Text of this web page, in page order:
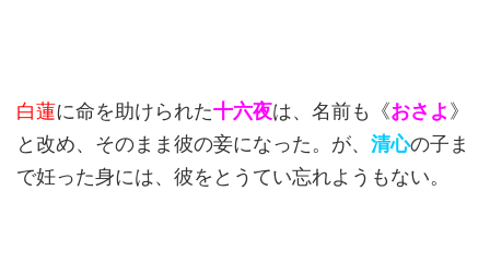
白蓮に命を助けられた十六夜は、名前も《おさよ》
と改め、そのまま彼の妾になった。が、 清心の子ま
で妊った身には、彼をとうてい忘れようもない。